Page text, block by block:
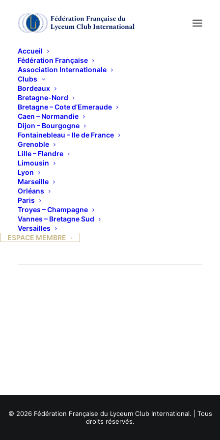
Accueil
Fédération Française
Association Internationale
Clubs
Bordeaux
Bretagne-Nord
Bretagne – Cote d’Emeraude
Caen – Normandie
Dijon – Bourgogne
Fontainebleau – Ile de France
Grenoble
Lille – Flandre
Limousin
Lyon
Marseille
Orléans
Paris
Troyes – Champagne
Vannes – Bretagne Sud
Versailles
ESPACE MEMBRE
L'ENFANT A ROME
PAR PHILIPPE
MAUPATET
L’enfant à Rome
© 2026 Fédération Française du Lyceum Club International. | Tous
droits réservés.